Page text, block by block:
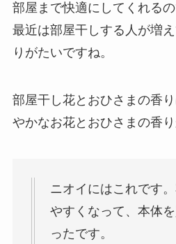
パーで
部屋まで快適にしてくれるの
最近は部屋干しする人が増
りがたいですね。
部屋干し花とおひさまの香
やかなお花とおひさまの香り
ニオイにはこれです
やすくなって、本体
ったです。